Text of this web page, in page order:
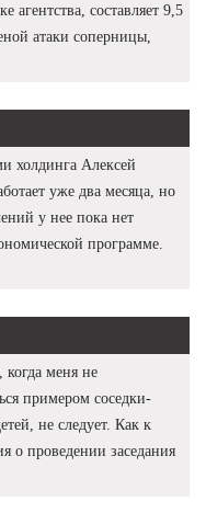
агентства, составляет 9,5
атаки соперницы,
холдинга Алексей
уже два месяца, но
у нее пока нет
программе.
когда меня не
примером соседки-
не следует. Как к
о проведении заседания